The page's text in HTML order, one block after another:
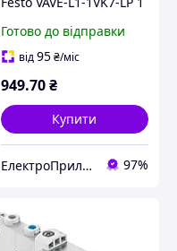
Готово до відправки
від95₴/міс
949.70₴
Купити
ЕлектроПриладТехСервіс 97%